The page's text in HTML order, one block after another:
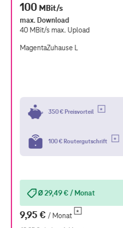
100 MBit/s
max. Download
40 MBit/s max. Upload
MagentaZuhause L
350 € Preisvorteil
100 € Routergutschrift
9,95 € / Monat
Ø 29,49 € / Monat